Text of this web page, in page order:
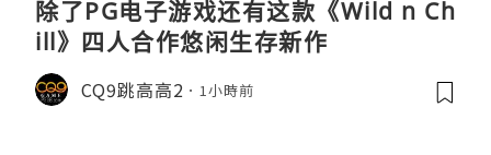
除了PG电子游戏还有这款《Wild n Ch
ill》四人合作悠闲生存新作
CQ9跳高高2 1小時前